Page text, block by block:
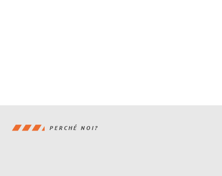
PERCHÉ NOI?